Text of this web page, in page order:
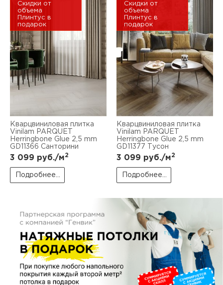
Скидки от
объема
Плинтус в
подарок
Кварцвиниловая плитка
Vinilam PARQUET
Herringbone Glue 2,5 mm
GD11366 Санторини
3 099 руб./м2
Подробнее...
Скидки от
объема
Плинтус в
подарок
Кварцвиниловая плитка
Vinilam PARQUET
Herringbone Glue 2,5 mm
GD11377 Тусон
3 099 руб./м2
Подробнее...